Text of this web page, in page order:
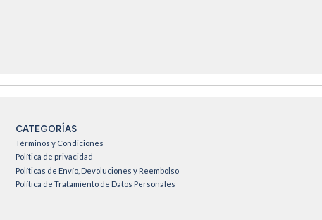
CATEGORÍAS
Términos y Condiciones
Política de privacidad
Políticas de Envío, Devoluciones y Reembolso
Política de Tratamiento de Datos Personales